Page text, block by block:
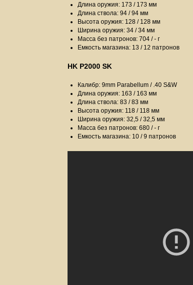
Длина оружия: 173 / 173 мм
Длина ствола: 94 / 94 мм
Высота оружия: 128 / 128 мм
Ширина оружия: 34 / 34 мм
Масса без патронов: 704 / - г
Емкость магазина: 13 / 12 патронов
HK P2000 SK
Калибр: 9mm Parabellum / .40 S&W
Длина оружия: 163 / 163 мм
Длина ствола: 83 / 83 мм
Высота оружия: 118 / 118 мм
Ширина оружия: 32,5 / 32,5 мм
Масса без патронов: 680 / - г
Емкость магазина: 10 / 9 патронов